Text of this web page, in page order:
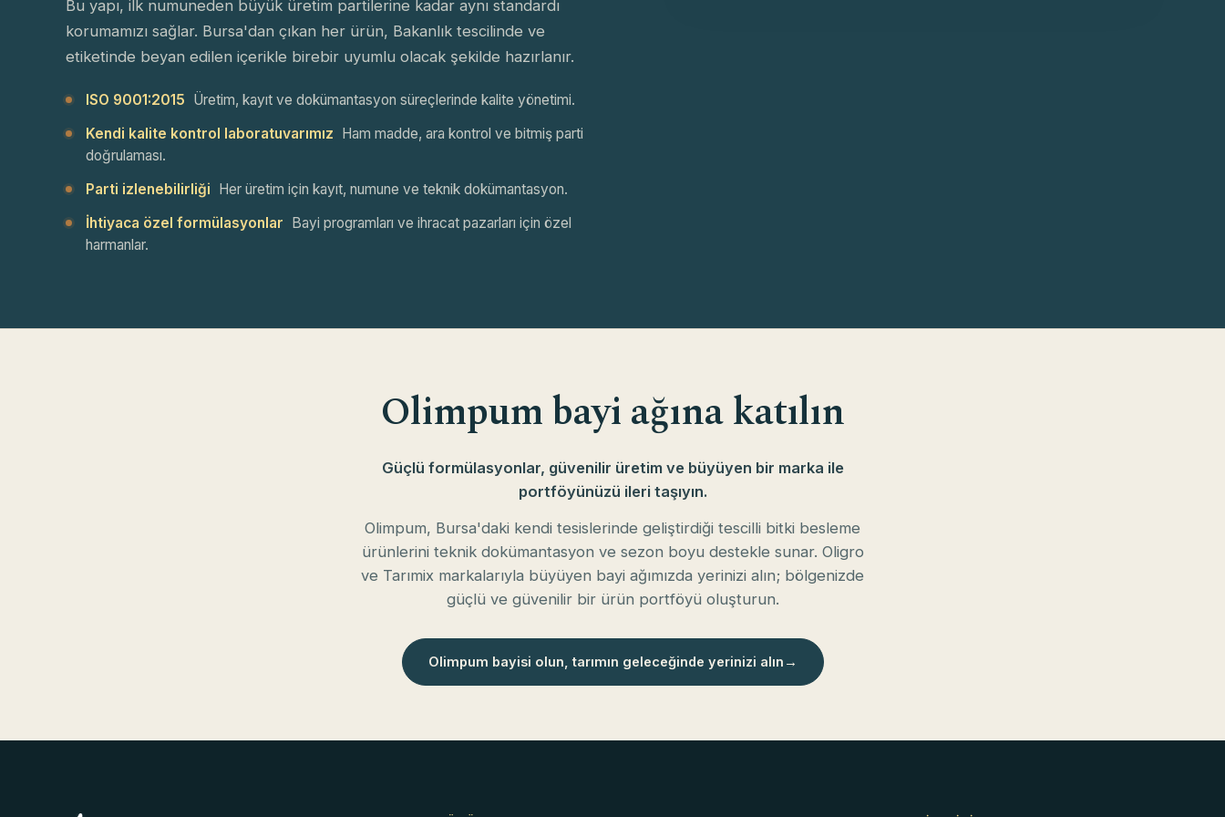
Bu yapı, ilk numuneden büyük üretim partilerine kadar aynı standardı
korumamızı sağlar. Bursa'dan çıkan her ürün, Bakanlık tescilinde ve
etiketinde beyan edilen içerikle birebir uyumlu olacak şekilde hazırlanır.
ISO 9001:2015 Üretim, kayıt ve dokümantasyon süreçlerinde kalite yönetimi.
Kendi kalite kontrol laboratuvarımız Ham madde, ara kontrol ve bitmiş parti
doğrulaması.
Parti izlenebilirliği Her üretim için kayıt, numune ve teknik dokümantasyon.
İhtiyaca özel formülasyonlar Bayi programları ve ihracat pazarları için özel
harmanlar.
Olimpum bayi ağına katılın
Güçlü formülasyonlar, güvenilir üretim ve büyüyen bir marka ile
portföyünüzü ileri taşıyın.
Olimpum, Bursa'daki kendi tesislerinde geliştirdiği tescilli bitki besleme
ürünlerini teknik dokümantasyon ve sezon boyu destekle sunar. Oligro
ve Tarımix markalarıyla büyüyen bayi ağımızda yerinizi alın; bölgenizde
güçlü ve güvenilir bir ürün portföyü oluşturun.
Olimpum bayisi olun, tarımın geleceğinde yerinizi alın →